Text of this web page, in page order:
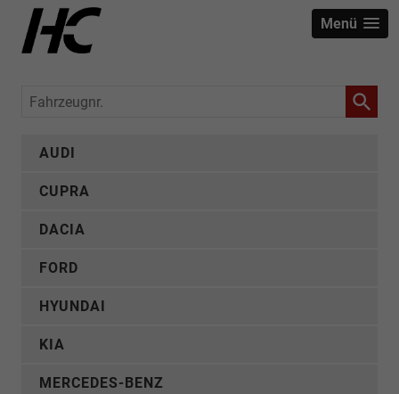
Menü
Fahrzeugnr.
AUDI
CUPRA
DACIA
FORD
HYUNDAI
KIA
MERCEDES-BENZ